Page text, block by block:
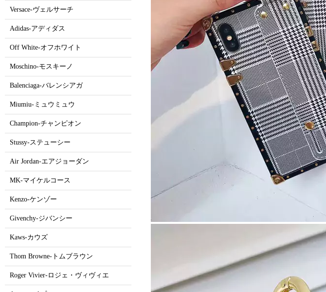
Versace-ヴェルサーチ
Adidas-アディダス
Off White-オフホワイト
Moschino-モスキーノ
Balenciaga-バレンシアガ
Miumiu-ミュウミュウ
Champion-チャンピオン
Stussy-ステューシー
Air Jordan-エアジョーダン
MK-マイケルコース
Kenzo-ケンゾー
Givenchy-ジバンシー
Kaws-カウズ
Thom Browne-トムブラウン
Roger Vivier-ロジェ・ヴィヴィエ